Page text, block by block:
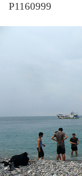
P1160999